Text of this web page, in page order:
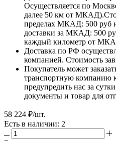
Осуществляется по
далее 50 км от
пределах МКАД: 500 руб
доставки за МКАД: 500
каждый километр от
Доставка по РФ
компанией. Стоимость
Покупатель может
транспортную компанию
предупредить нас за
документы и товар для
58 224 ₽/шт.
Есть в наличии: 2